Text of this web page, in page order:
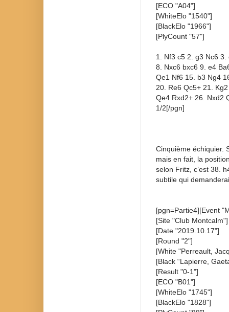
[ECO "A04"]
[WhiteElo "1540"]
[BlackElo "1966"]
[PlyCount "57"]
1. Nf3 c5 2. g3 Nc6
8. Nxc6 bxc6 9. e4
Qe1 Nf6 15. b3 Ng4
20. Re6 Qc5+ 21.
Qe4 Rxd2+ 26. Nxd2
1/2[/pgn]
Cinquième échiquier.
mais en fait, la
selon Fritz, c’est 38.
subtile qui
[pgn=Partie4][Event
[Site "Club Montcalm"]
[Date "2019.10.17"]
[Round "2"]
[White "Perreault,
[Black “Lapierre,
[Result "0-1"]
[ECO "B01"]
[WhiteElo "1745"]
[BlackElo "1828"]